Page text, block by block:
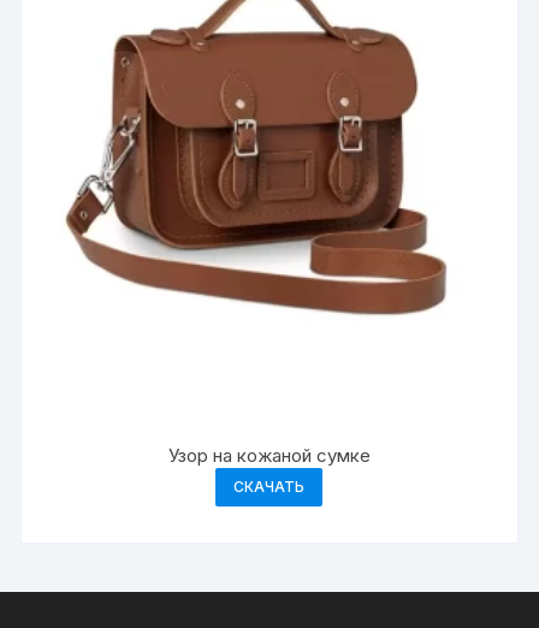
Узор на кожаной сумке
СКАЧАТЬ